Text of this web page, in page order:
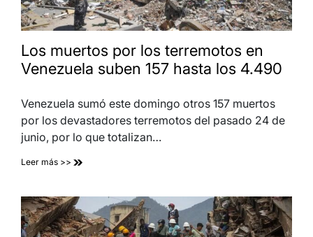
Los muertos por los terremotos en
Venezuela suben 157 hasta los 4.490
Venezuela sumó este domingo otros 157 muertos
por los devastadores terremotos del pasado 24 de
junio, por lo que totalizan…
Leer más >>